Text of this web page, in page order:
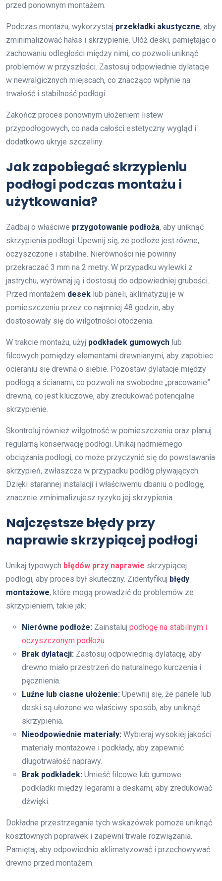
przed ponownym montażem.
Podczas montażu, wykorzystaj przekładki akustyczne, aby
zminimalizować hałas i skrzypienie. Ułóż deski, pamiętając o
zachowaniu odległości między nimi, co pozwoli uniknąć
problemów w przyszłości. Zastosuj odpowiednie dylatacje
w newralgicznych miejscach, co znacząco wpłynie na
trwałość i stabilność podłogi.
Zakończ proces ponownym ułożeniem listew
przypodłogowych, co nada całości estetyczny wygląd i
dodatkowo ukryje szczeliny.
Jak zapobiegać skrzypieniu
podłogi podczas montażu i
użytkowania?
Zadbaj o właściwe przygotowanie podłoża, aby uniknąć
skrzypienia podłogi. Upewnij się, że podłoże jest równe,
oczyszczone i stabilne. Nierówności nie powinny
przekraczać 3 mm na 2 metry. W przypadku wylewki z
jastrychu, wyrównaj ją i dostosuj do odpowiedniej grubości.
Przed montażem desek lub paneli, aklimatyzuj je w
pomieszczeniu przez co najmniej 48 godzin, aby
dostosowały się do wilgotności otoczenia.
W trakcie montażu, użyj podkładek gumowych lub
filcowych pomiędzy elementami drewnianymi, aby zapobiec
ocieraniu się drewna o siebie. Pozostaw dylatacje między
podłogą a ścianami, co pozwoli na swobodne „pracowanie”
drewna, co jest kluczowe, aby zredukować potencjalne
skrzypienie.
Skontroluj również wilgotność w pomieszczeniu oraz planuj
regularną konserwację podłogi. Unikaj nadmiernego
obciążania podłogi, co może przyczynić się do powstawania
skrzypień, zwłaszcza w przypadku podłóg pływających.
Dzięki starannej instalacji i właściwemu dbaniu o podłogę,
znacznie zminimalizujesz ryzyko jej skrzypienia.
Najczęstsze błędy przy
naprawie skrzypiącej podłogi
Unikaj typowych błędów przy naprawie skrzypiącej
podłogi, aby proces był skuteczny. Zidentyfikuj błędy
montażowe, które mogą prowadzić do problemów ze
skrzypieniem, takie jak:
Nierówne podłoże: Zainstaluj podłogę na stabilnym i
oczyszczonym podłożu.
Brak dylatacji: Zastosuj odpowiednią dylatację, aby
drewno miało przestrzeń do naturalnego kurczenia i
pęcznienia.
Luźne lub ciasne ułożenie: Upewnij się, że panele lub
deski są ułożone we właściwy sposób, aby uniknąć
skrzypienia.
Nieodpowiednie materiały: Wybieraj wysokiej jakości
materiały montażowe i podkłady, aby zapewnić
długotrwałość naprawy.
Brak podkładek: Umieść filcowe lub gumowe
podkładki między legarami a deskami, aby zredukować
dźwięki.
Dokładne przestrzeganie tych wskazówek pomoże uniknąć
kosztownych poprawek i zapewni trwałe rozwiązania.
Pamiętaj, aby odpowiednio aklimatyzować i przechowywać
drewno przed montażem.